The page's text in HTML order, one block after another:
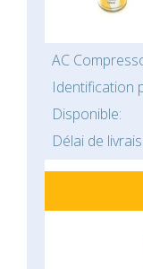
AC
Identification
Disponible:
Délai de